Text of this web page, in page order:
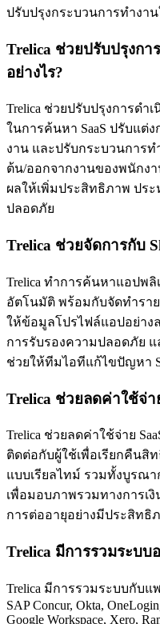
ปรับปรุงกระบวนการทำงา
Trelica ช่วยปรับปรุงก
อย่างไร?
Trelica ช่วยปรับปรุงการด
ในการค้นหา SaaS ปรับแต่
งาน และปรับกระบวนการท
ต้น/ออกจากงานของพนักงา
ผลให้เพิ่มประสิทธิภาพ ปร
ปลอดภัย
Trelica ช่วยจัดการกับ
Trelica ทำการค้นหาแอปพลิ
อัตโนมัติ พร้อมกับจัดทำรา
ให้ข้อมูลโปรไฟล์แอปอย่าง
การรับรองความปลอดภัย แ
ช่วยให้ทีมไอทีแก้ไขปัญหา
Trelica ช่วยลดค่าใช้จ่า
Trelica ช่วยลดค่าใช้จ่าย
ติดต่อกับผู้ใช้เพื่อเรียกคืนสิ
แบบเรียลไทม์ รวมทั้งบูรณ
เพื่อมอบภาพรวมทางการเ
การต่ออายุอย่างมีประสิทธิ
Trelica มีการรวมระบบ
Trelica มีการรวมระบบกับ
SAP Concur, Okta,
Google Workspace, Xero,